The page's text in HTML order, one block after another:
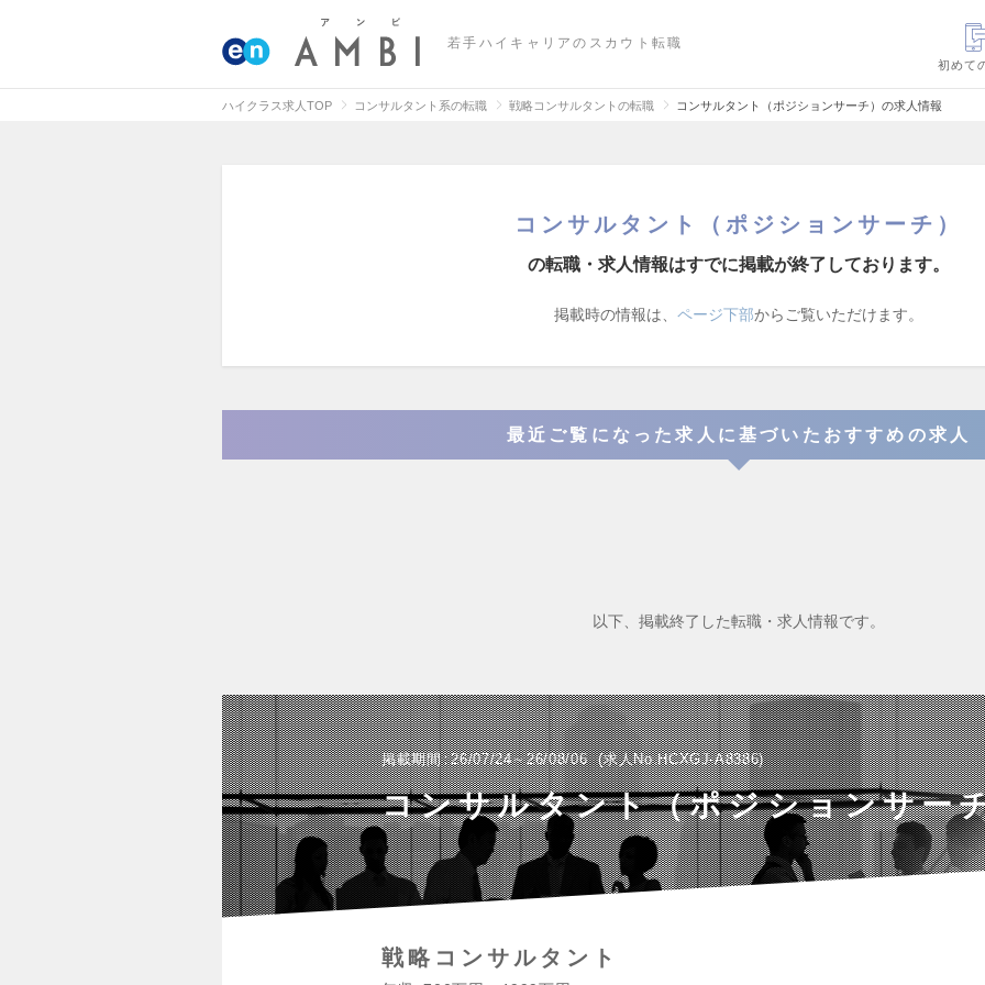
若手ハイキャリアのスカウト転職
初めて
ハイクラス求人TOP コンサルタント系の転職 戦略コンサルタントの転職 コンサルタント（ポジションサーチ）の求人情報
コンサルタント（ポジションサーチ）
の転職・求人情報はすでに掲載が終了しております。
掲載時の情報は、 ページ下部からご覧いただけます。
最近ご覧になった求人に基づいたおすすめの求人
以下、掲載終了した転職・求人情報です。
掲載期間 26/07/24～26/08/06 求人No.HCXGJ-A8386
コンサルタント（ポジションサー
戦略コンサルタント